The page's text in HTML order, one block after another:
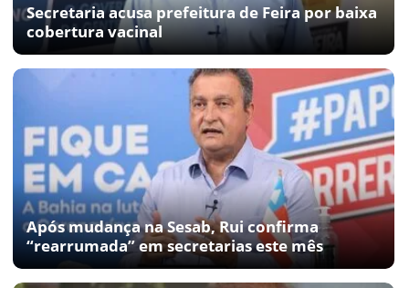
Secretaria acusa prefeitura de Feira por baixa
cobertura vacinal
Após mudança na Sesab, Rui confirma
“rearrumada” em secretarias este mês